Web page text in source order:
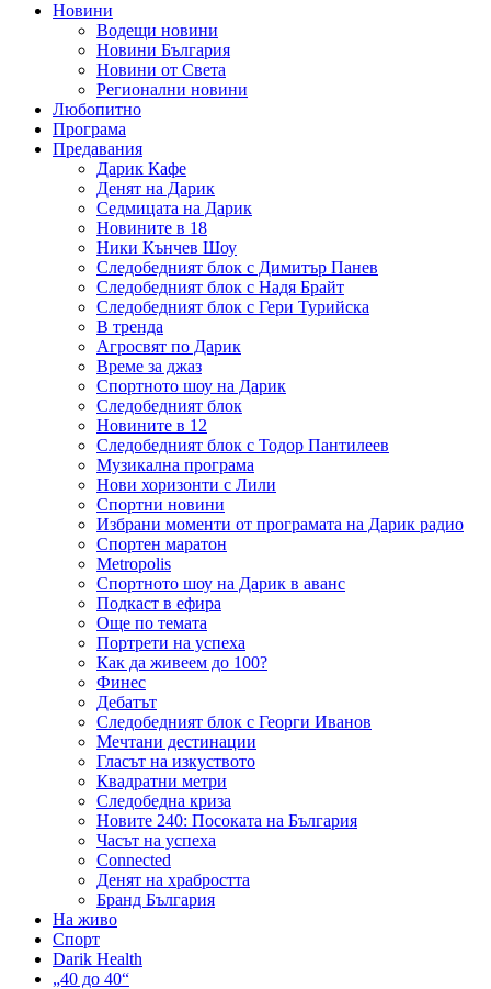
Новини
Водещи новини
Новини България
Новини от Света
Регионални новини
Любопитно
Програма
Предавания
Дарик Кафе
Денят на Дарик
Седмицата на Дарик
Новините в 18
Ники Кънчев Шоу
Следобедният блок с Димитър Панев
Следобедният блок с Надя Брайт
Следобедният блок с Гери Турийска
В тренда
Агросвят по Дарик
Време за джаз
Спортното шоу на Дарик
Следобедният блок
Новините в 12
Следобедният блок с Тодор Пантилеев
Музикална програма
Нови хоризонти с Лили
Спортни новини
Избрани моменти от програмата на Дарик радио
Спортен маратон
Metropolis
Спортното шоу на Дарик в аванс
Подкаст в ефира
Още по темата
Портрети на успеха
Как да живеем до 100?
Финес
Дебатът
Следобедният блок с Георги Иванов
Мечтани дестинации
Гласът на изкуството
Квадратни метри
Следобедна криза
Новите 240: Посоката на България
Часът на успеха
Connected
Денят на храбростта
Бранд България
На живо
Спорт
Darik Health
„40 до 40“